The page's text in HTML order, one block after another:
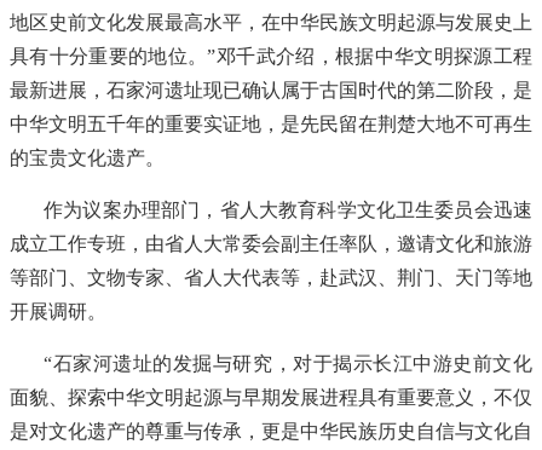
地区史前文化发展最高水平，在中华民族文明起源与发展史上
具有十分重要的地位。”邓千武介绍，根据中华文明探源工程
最新进展，石家河遗址现已确认属于古国时代的第二阶段，是
中华文明五千年的重要实证地，是先民留在荆楚大地不可再生
的宝贵文化遗产。
作为议案办理部门，省人大教育科学文化卫生委员会迅速
成立工作专班，由省人大常委会副主任率队，邀请文化和旅游
等部门、文物专家、省人大代表等，赴武汉、荆门、天门等地
开展调研。
“石家河遗址的发掘与研究，对于揭示长江中游史前文化
面貌、探索中华文明起源与早期发展进程具有重要意义，不仅
是对文化遗产的尊重与传承，更是中华民族历史自信与文化自